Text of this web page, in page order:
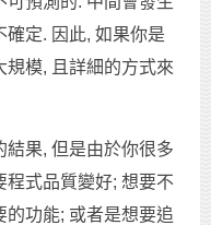
定. 因此, 如果你是
規模, 且詳細的方式來
結果, 但是由於你很多
程式品質變好; 想要不
的功能; 或者是想要追